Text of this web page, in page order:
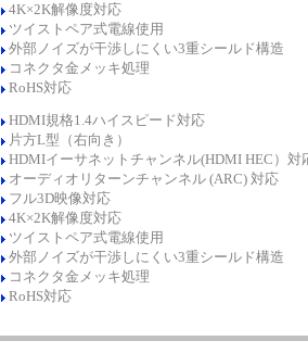
4K×2K解像度対応
ツイストペア式電線使用
外部ノイズが干渉しにくい3重シールド構造
コネクタ金メッキ処理
RoHS対応
HDMI規格1.4ハイスピード対応
片方L型（右向き）
HDMIイーサネットチャンネル(HDMI HEC）対
オーディオリターンチャンネル (ARC) 対応
フル3D映像対応
4K×2K解像度対応
ツイストペア式電線使用
外部ノイズが干渉しにくい3重シールド構造
コネクタ金メッキ処理
RoHS対応